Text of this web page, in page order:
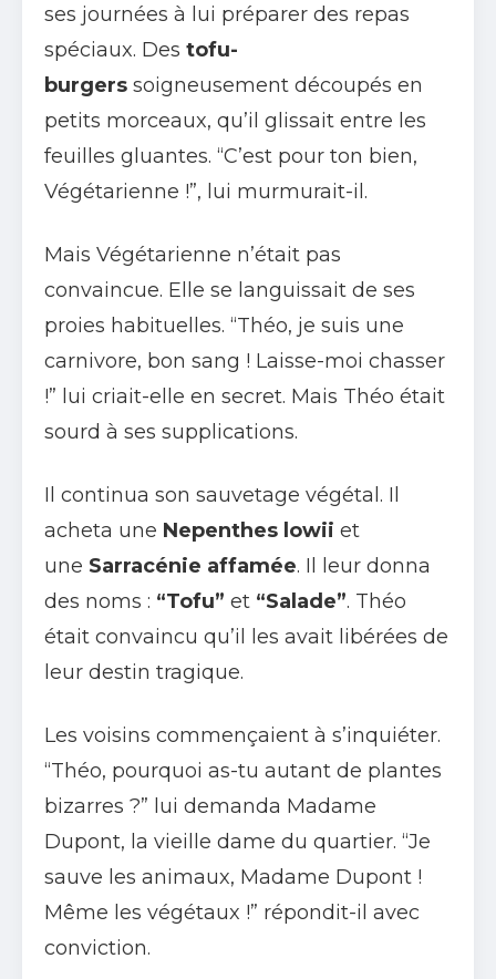
ses journées à lui préparer des repas
spéciaux. Des tofu-
burgers soigneusement découpés en
petits morceaux, qu’il glissait entre les
feuilles gluantes. “C’est pour ton bien,
Végétarienne !”, lui murmurait-il.
Mais Végétarienne n’était pas
convaincue. Elle se languissait de ses
proies habituelles. “Théo, je suis une
carnivore, bon sang ! Laisse-moi chasser
!” lui criait-elle en secret. Mais Théo était
sourd à ses supplications.
Il continua son sauvetage végétal. Il
acheta une Nepenthes lowii et
une Sarracénie affamée. Il leur donna
des noms : “Tofu” et “Salade”. Théo
était convaincu qu’il les avait libérées de
leur destin tragique.
Les voisins commençaient à s’inquiéter.
“Théo, pourquoi as-tu autant de plantes
bizarres ?” lui demanda Madame
Dupont, la vieille dame du quartier. “Je
sauve les animaux, Madame Dupont !
Même les végétaux !” répondit-il avec
conviction.